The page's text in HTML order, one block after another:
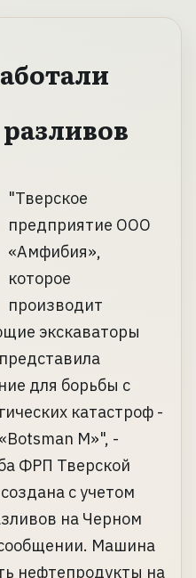
"Тверское
предприятие ООО
«Амфибия»,
которое
производит
экскаваторы
для борьбы с
катастроф -
M»", -
ФРП Тверской
с учетом
на Черном
Машина
нефтепродукты на